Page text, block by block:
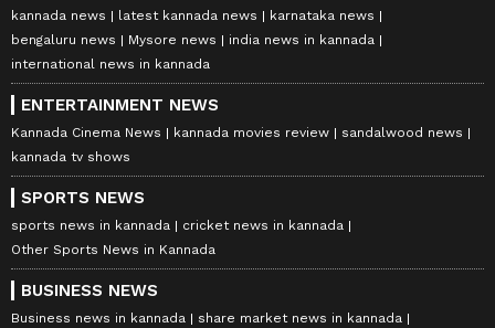
kannada news latest kannada news
karnataka news
bengaluru news
Mysore news
india news in kannada
international news in kannada
ENTERTAINMENT NEWS
Kannada Cinema News kannada movies review
sandalwood news
kannada tv shows
SPORTS NEWS
sports news in kannada
cricket news in kannada
Other Sports News in Kannada
BUSINESS NEWS
Business news in kannada
share market news in kannada